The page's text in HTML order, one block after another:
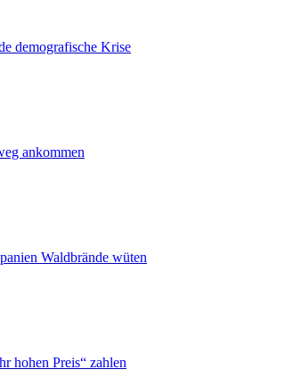
demografische Krise
ankommen
Waldbrände wüten
hohen Preis“ zahlen